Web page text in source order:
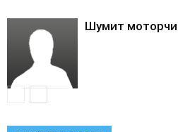
Шумит